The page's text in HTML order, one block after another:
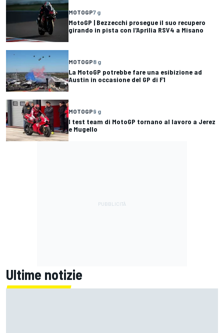
MOTOGP7 g
MotoGP | Bezzecchi prosegue il suo recupero
girando in pista con l'Aprilia RSV4 a Misano
MOTOGP8 g
La MotoGP potrebbe fare una esibizione ad
Austin in occasione del GP di F1
MOTOGP9 g
I test team di MotoGP tornano al lavoro a Jerez
e Mugello
Ultime notizie